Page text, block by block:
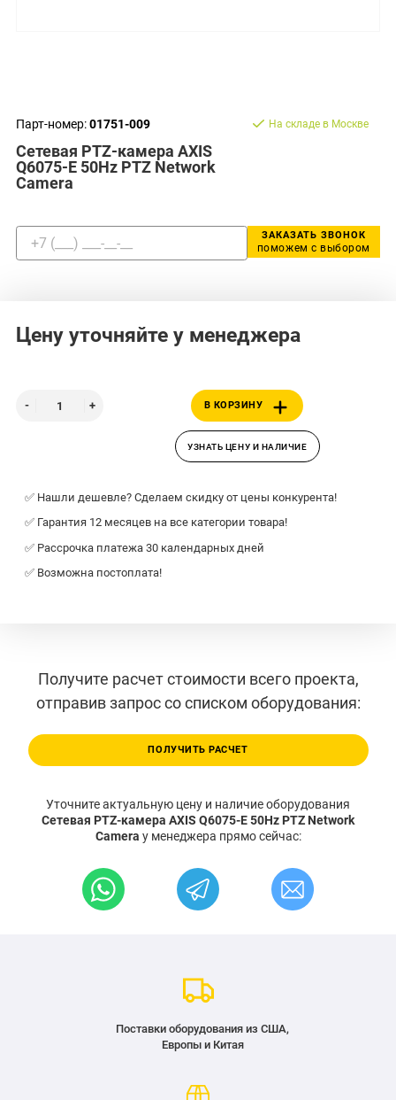
Парт-номер:01751-009
Сетевая PTZ-камера AXIS
Q6075-E 50Hz PTZ Network
Camera
На складе в Москве
ЗАКАЗАТЬ ЗВОНОК
поможем с выбором
Цену уточняйте у менеджера
В КОРЗИНУ
УЗНАТЬ ЦЕНУ И НАЛИЧИЕ
✅ Нашли дешевле? Сделаем скидку от цены конкурента!
✅ Гарантия 12 месяцев на все категории товара!
✅ Рассрочка платежа 30 календарных дней
✅ Возможна постоплата!
Получите расчет стоимости всего проекта,
отправив запрос со списком оборудования:
ПОЛУЧИТЬ РАСЧЕТ
Уточните актуальную цену и наличие оборудования
Сетевая PTZ-камера AXIS Q6075-E 50Hz PTZ Network
Camera у менеджера прямо сейчас:
Поставки оборудования из США,
Европы и Китая